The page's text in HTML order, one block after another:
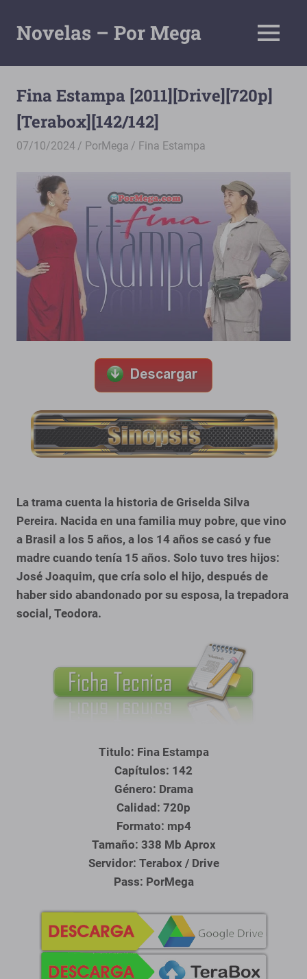
contenido
Novelas – Por Mega
Descarga
Por
Mega
MENÚ
Fina Estampa [2011][Drive][720p]
[Terabox][142/142]
07/10/2024 PorMega Fina Estampa
La trama cuenta la historia de Griselda Silva
Pereira. Nacida en una familia muy pobre, que vino
a Brasil a los 5 años, a los 14 años se casó y fue
madre cuando tenía 15 años. Solo tuvo tres hijos:
José Joaquim, que cría solo el hijo, después de
haber sido abandonado por su esposa, la trepadora
social, Teodora.
Titulo: Fina Estampa
Capítulos: 142
Género: Drama
Calidad: 720p
Formato: mp4
Tamaño: 338 Mb Aprox
Servidor: Terabox / Drive
Pass: PorMega